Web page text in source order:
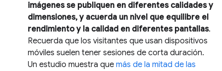
imágenes se publiquen en diferentes calidades y
dimensiones, y acuerda un nivel que equilibre el
rendimiento y la calidad en diferentes pantallas.
Recuerda que los visitantes que usan dispositivos
móviles suelen tener sesiones de corta duración.
Un estudio muestra que más de la mitad de las